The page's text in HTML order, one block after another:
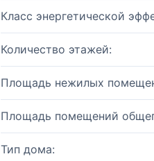
Класс энергетической
Количество этажей:
Площадь нежилых
Площадь помещений
Тип дома: